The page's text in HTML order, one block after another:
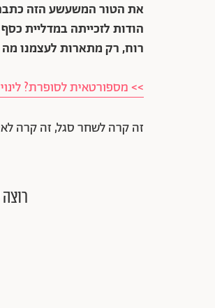
הודות לזכייתה במדליית
רוח, רק מתארות לעצמנו מה
>> מספורטאית לסופרת?
זה קרה לשחר סגל, זה קרה לאסי כהן,